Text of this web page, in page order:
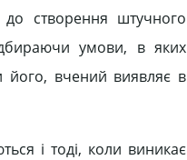
створення штучного
умови, в яких
його, вчений виявляє в
і тоді, коли виникає